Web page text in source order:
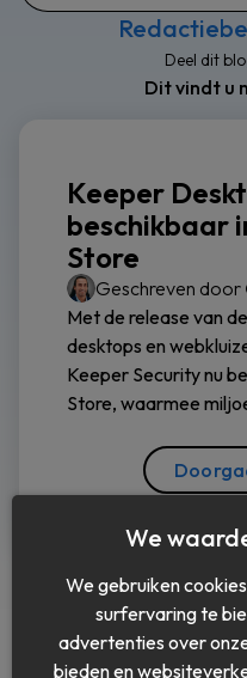
Deel dit
Dit vindt u
Keeper
beschikbaar
Store
Geschreven door
Met de release van
desktops en
Keeper Security nu
Store, waarmee
We
We gebruiken
surfervaring te
advertenties over
bieden en